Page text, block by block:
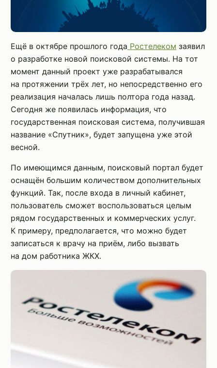
Ещё в октябре прошлого года Ростелеком заявил
о разработке новой поисковой системы. На тот
момент данный проект уже разрабатывался
на протяжении трёх лет, но непосредственно его
реализация началась лишь полтора года назад.
Сегодня же появилась информация, что
государственная поисковая система, получившая
название «Спутник», будет запущена уже этой
весной.
По имеющимся данным, поисковый портал будет
оснащён большим количеством дополнительных
функций. Так, после входа в личный кабинет,
пользователь сможет воспользоваться целым
рядом государственных и коммерческих услуг.
К примеру, предполагается, что можно будет
записаться к врачу на приём, либо вызвать
на дом работника ЖКХ.